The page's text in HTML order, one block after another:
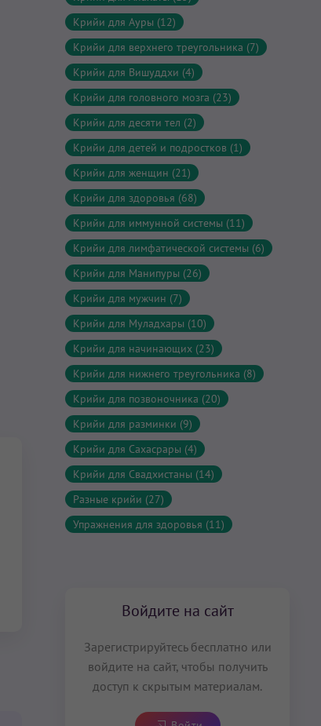
Крийи для Ауры (12)
Крийи для верхнего треугольника (7)
Крийи для Вишуддхи (4)
Крийи для головного мозга (23)
Крийи для десяти тел (2)
Крийи для детей и подростков (1)
Крийи для женщин (21)
Крийи для здоровья (68)
Крийи для иммунной системы (11)
Крийи для лимфатической системы (6)
Крийи для Манипуры (26)
Крийи для мужчин (7)
Крийи для Муладхары (10)
Крийи для начинающих (23)
Крийи для нижнего треугольника (8)
Крийи для позвоночника (20)
Крийи для разминки (9)
Крийи для Сахасрары (4)
Крийи для Свадхистаны (14)
Разные крийи (27)
Упражнения для здоровья (11)
Войдите на сайт
Зарегистрируйтесь бесплатно или
войдите на сайт, чтобы получить
доступ к скрытым материалам.